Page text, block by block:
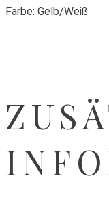
Farbe: Gelb/Weiß